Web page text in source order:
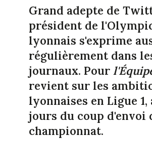
Grand adepte de
président de
lyonnais s'exprime
régulièrement dans
journaux. Pour
revient sur les
lyonnaises en Ligue 1,
jours du coup d'envoi
championnat.